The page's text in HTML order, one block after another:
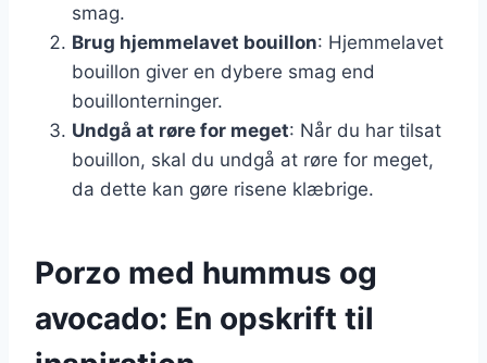
smag.
Brug hjemmelavet bouillon: Hjemmelavet
bouillon giver en dybere smag end
bouillonterninger.
Undgå at røre for meget: Når du har tilsat
bouillon, skal du undgå at røre for meget,
da dette kan gøre risene klæbrige.
Porzo med hummus og
avocado: En opskrift til